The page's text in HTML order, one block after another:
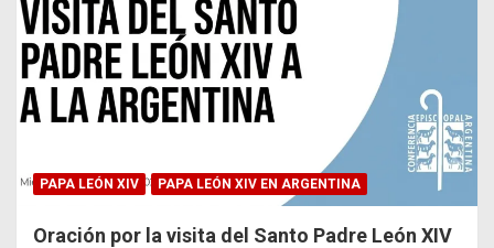
PAPA LEÓN XIV PAPA LEÓN XIV EN ARGENTINA
Oración por la visita del Santo Padre León XIV